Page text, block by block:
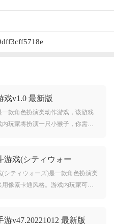
戏v1.0 最新版
款角色扮演类动作游戏，该游戏
玩家将扮演一只小猴子，你需要
点击下载开始游玩吧。
游戏(シティウォー
シティウォーズ)是一款角色扮演类
像素卡通风格。游戏内玩家可以
不要错过，赶紧点击下载开始游
v47.20221012 最新版